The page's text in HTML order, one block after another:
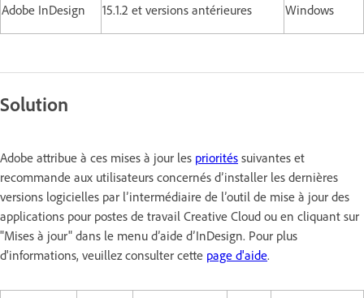
Adobe InDesign 15.1.2 et versions antérieures Windows
Solution
Adobe attribue à ces mises à jour les priorités suivantes et
recommande aux utilisateurs concernés d’installer les dernières
versions logicielles par l’intermédiaire de l’outil de mise à jour des
applications pour postes de travail Creative Cloud ou en cliquant sur
"Mises à jour" dans le menu d’aide d’InDesign. Pour plus
d'informations, veuillez consulter cette page d'aide.